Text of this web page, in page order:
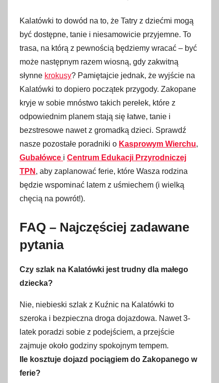
Kalatówki to dowód na to, że Tatry z dziećmi mogą
być dostępne, tanie i niesamowicie przyjemne. To
trasa, na którą z pewnością będziemy wracać – być
może następnym razem wiosną, gdy zakwitną
słynne krokusy? Pamiętajcie jednak, że wyjście na
Kalatówki to dopiero początek przygody. Zakopane
kryje w sobie mnóstwo takich perełek, które z
odpowiednim planem stają się łatwe, tanie i
bezstresowe nawet z gromadką dzieci. Sprawdź
nasze pozostałe poradniki o Kasprowym Wierchu,
Gubałówce i Centrum Edukacji Przyrodniczej
TPN , aby zaplanować ferie, które Wasza rodzina
będzie wspominać latem z uśmiechem (i wielką
chęcią na powrót!).
FAQ – Najczęściej zadawane
pytania
Czy szlak na Kalatówki jest trudny dla małego
dziecka?
Nie, niebieski szlak z Kuźnic na Kalatówki to
szeroka i bezpieczna droga dojazdowa. Nawet 3-
latek poradzi sobie z podejściem, a przejście
zajmuje około godziny spokojnym tempem.
Ile kosztuje dojazd pociągiem do Zakopanego w
ferie?